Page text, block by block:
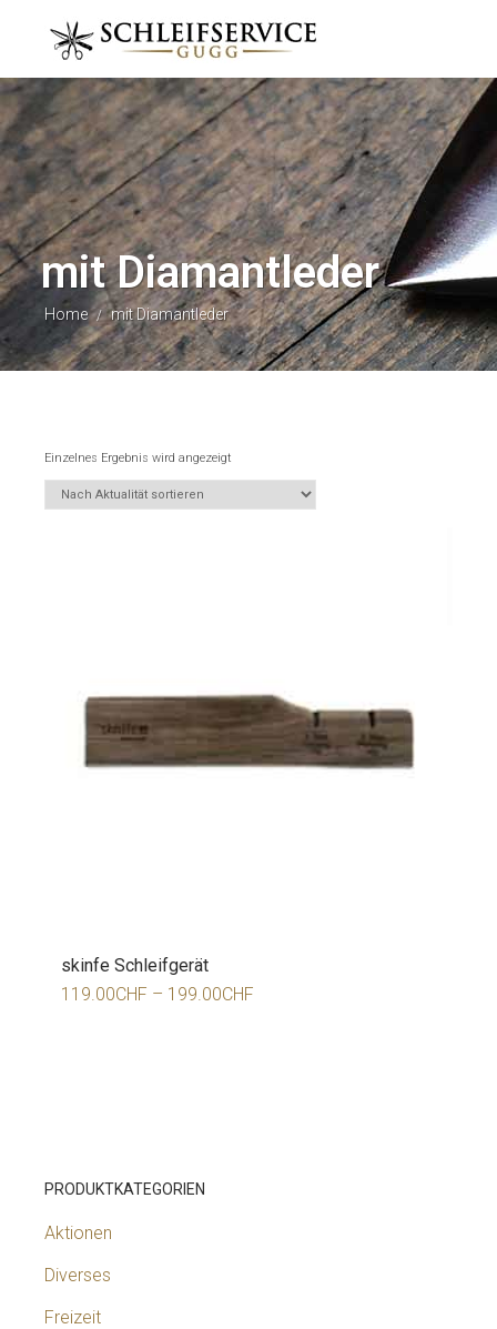
mit Diamantleder
Home / mit Diamantleder
Einzelnes Ergebnis wird angezeigt
skinfe Schleifgerät
119.00CHF – 199.00CHF
PRODUKTKATEGORIEN
Aktionen
Diverses
Freizeit